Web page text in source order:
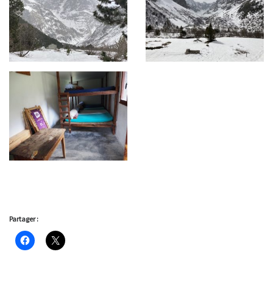
Partager :